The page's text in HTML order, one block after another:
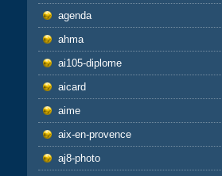
agenda
ahma
ai105-diplome
aicard
aime
aix-en-provence
aj8-photo